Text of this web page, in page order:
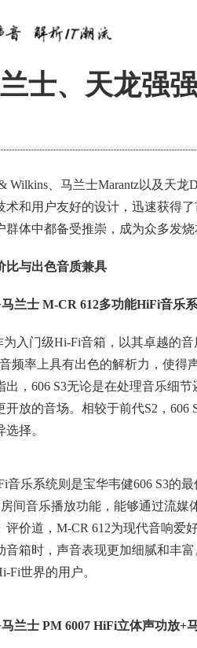
士、天龙强
Wilkins、马兰士Marantz以及天
术和用户友好的设计，迅速获得
体中都备受推崇，成为众多发
比与出色音质兼具
兰士 M-CR 612多功能HiFi音乐
入门级Hi-Fi音箱，以其卓越的
频率上具有出色的解析力，使得
，606 S3无论是在处理音乐细
放的音场。相较于前代S2，606
择。
音乐系统则是宝华韦健606 S3的
间音乐播放功能，能够通过流
价道，M-CR 612为现代音响爱
箱时，声音表现更加细腻和丰
Fi世界的用户。
兰士 PM 6007 HiFi立体声功放+